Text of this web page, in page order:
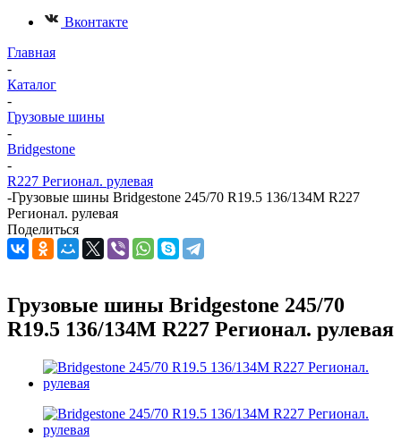
Вконтакте
Главная
-
Каталог
-
Грузовые шины
-
Bridgestone
-
R227 Регионал. рулевая
-Грузовые шины Bridgestone 245/70 R19.5 136/134M R227
Регионал. рулевая
Поделиться
Грузовые шины Bridgestone 245/70
R19.5 136/134M R227 Регионал. рулевая